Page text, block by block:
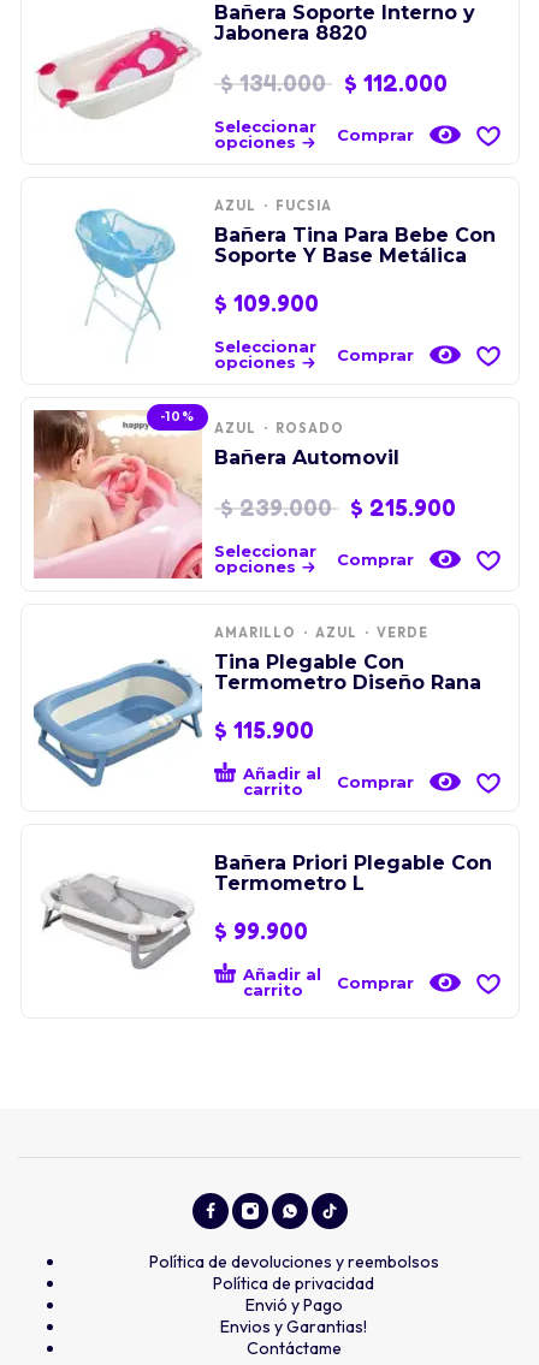
Bañera Soporte Interno y
Jabonera 8820
$134.000 $ 112.000
Seleccionar
opciones
Comprar
AZUL FUCSIA
Bañera Tina Para Bebe Con
Soporte Y Base Metálica
$ 109.900
Seleccionar
opciones
Comprar
-10%
AZUL ROSADO
Bañera Automovil
$239.000 $ 215.900
Seleccionar
opciones
Comprar
AMARILLO AZUL VERDE
Tina Plegable Con
Termometro Diseño Rana
$ 115.900
Añadir al
carrito
Comprar
Bañera Priori Plegable Con
Termometro L
$ 99.900
Añadir al
carrito
Comprar
Política de devoluciones y reembolsos
Política de privacidad
Envió y Pago
Envios y Garantias!
Contáctame